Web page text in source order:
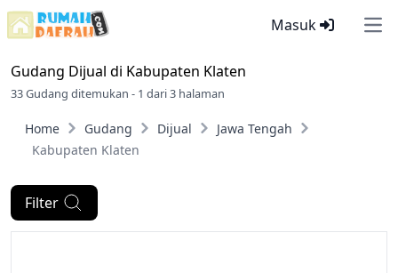
Masuk
Gudang Dijual di Kabupaten Klaten
33 Gudang ditemukan - 1 dari 3 halaman
Home Gudang Dijual
Jawa Tengah
Kabupaten Klaten
Filter